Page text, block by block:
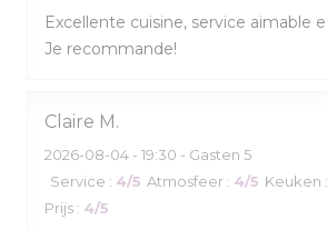
Excellente cuisine, service aimable
Je recommande!
Claire M
2026-08-04 - 19:30 - Gasten 5
Service : 4/5 Atmosfeer : 4/5 Keuken :
Prijs : 4/5